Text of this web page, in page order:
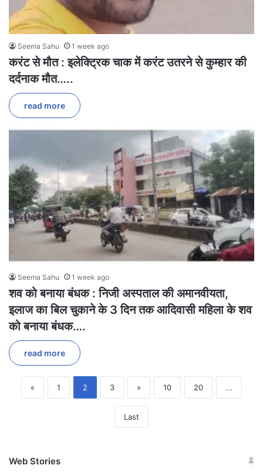
Seema Sahu 1 week ago
करंट से मौत : इलेक्ट्रिक चाक में करंट उतरने से कुम्हार की
दर्दनाक मौत…..
read more
Seema Sahu 1 week ago
शव को बनाया बंधक : निजी अस्पताल की अमानवीयता,
इलाज का बिल चुकाने के 3 दिन तक आदिवासी महिला के शव
को बनाया बंधक….
read more
« 1 2 3 » 10 20 ...
Last
Web Stories
जम्मू-कश्मीर में बारिश से